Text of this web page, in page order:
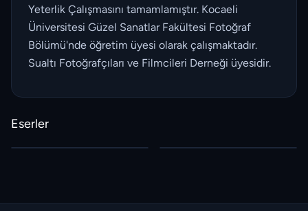
Yeterlik Çalışmasını tamamlamıştır. Kocaeli
Üniversitesi Güzel Sanatlar Fakültesi Fotoğraf
Bölümü'nde öğretim üyesi olarak çalışmaktadır.
Sualtı Fotoğrafçıları ve Filmcileri Derneği üyesidir.
Eserler